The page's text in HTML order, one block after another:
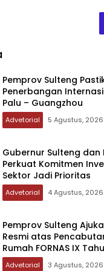
Pemprov Sulteng
Penerbangan
Palu – Guangzhou
Advetorial 5 Agustus, 2026
Gubernur Sulteng dan
Perkuat Komitmen
Sektor Jadi Prioritas
Advetorial 4 Agustus, 2026
Pemprov Sulteng
Resmi atas
Rumah FORNAS IX
Advetorial 3 Agustus, 2026